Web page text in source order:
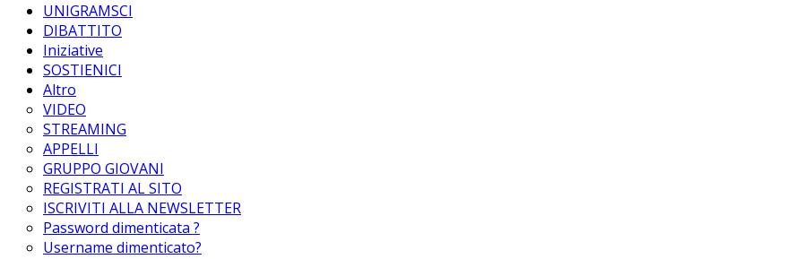
UNIGRAMSCI
DIBATTITO
Iniziative
SOSTIENICI
Altro
VIDEO
STREAMING
APPELLI
GRUPPO GIOVANI
REGISTRATI AL SITO
ISCRIVITI ALLA NEWSLETTER
Password dimenticata ?
Username dimenticato?